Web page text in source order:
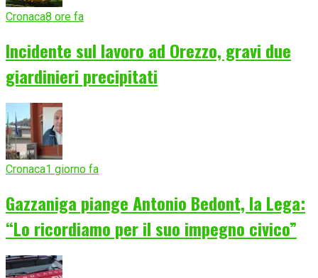
Cronaca8 ore fa
Incidente sul lavoro ad Orezzo, gravi due
giardinieri precipitati
Cronaca1 giorno fa
Gazzaniga piange Antonio Bedont, la Lega:
“Lo ricordiamo per il suo impegno civico”